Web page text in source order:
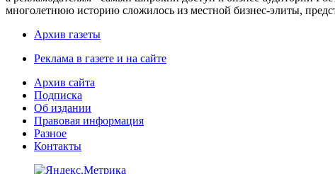
многолетнюю историю сложилось из местной бизнес-элиты,
Архив газеты
Реклама в газете и на сайте
Архив сайта
Подписка
Об издании
Правовая информация
Разное
Контакты